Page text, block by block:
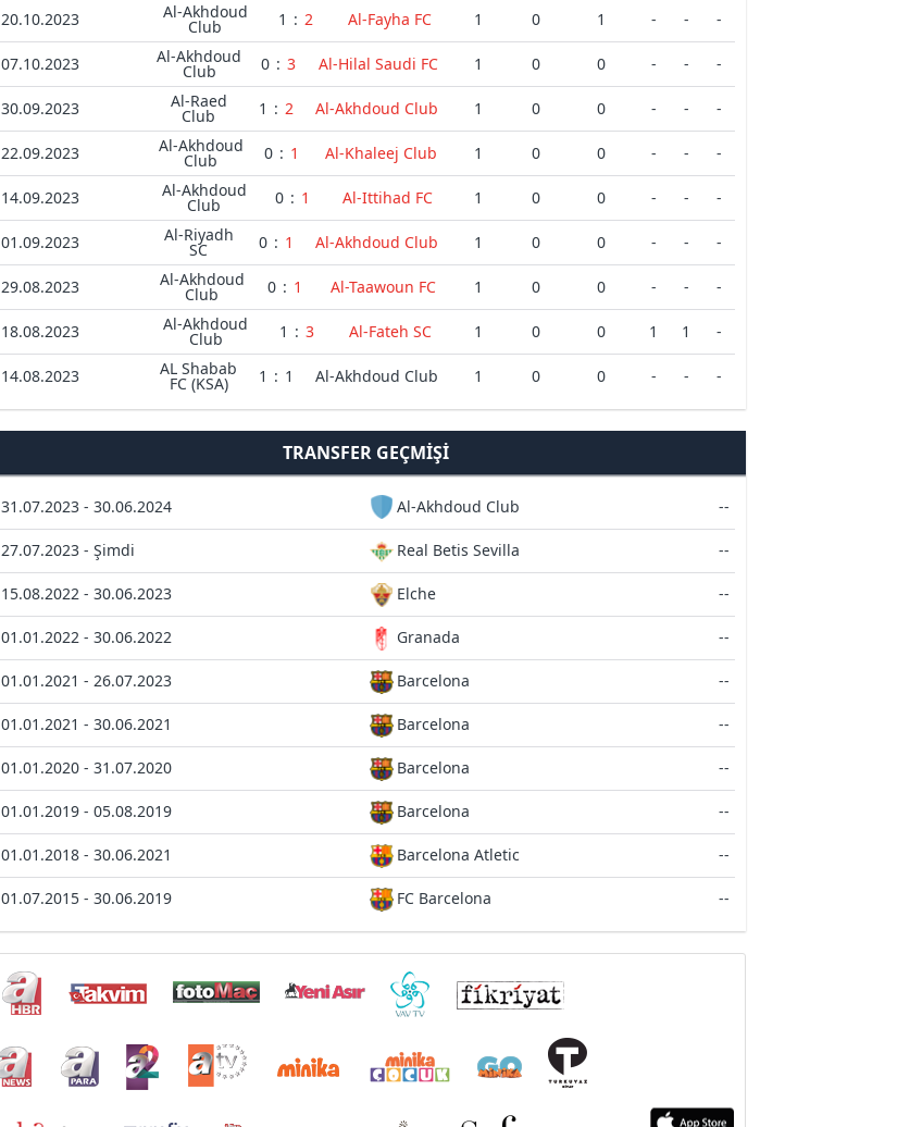
20.10.2023 Al-Akhdoud
Club 1 : 2 Al-Fayha FC 1 0 1 - - -
07.10.2023 Al-Akhdoud
Club 0 : 3 Al-Hilal Saudi FC 1 0 0 - - -
30.09.2023 Al-Raed
Club 1 : 2 Al-Akhdoud Club 1 0 0 - - -
22.09.2023 Al-Akhdoud
Club 0 : 1 Al-Khaleej Club 1 0 0 - - -
14.09.2023 Al-Akhdoud
Club 0 : 1 Al-Ittihad FC 1 0 0 - - -
01.09.2023 Al-Riyadh
SC 0 : 1 Al-Akhdoud Club 1 0 0 - - -
29.08.2023 Al-Akhdoud
Club 0 : 1 Al-Taawoun FC 1 0 0 - - -
18.08.2023 Al-Akhdoud
Club 1 : 3 Al-Fateh SC 1 0 0 1 1 -
14.08.2023 AL Shabab
FC (KSA) 1 : 1 Al-Akhdoud Club 1 0 0 - - -
TRANSFER GEÇMIŞI
31.07.2023 - 30.06.2024 Al-Akhdoud Club --
27.07.2023 - Şimdi Real Betis Sevilla --
15.08.2022 - 30.06.2023 Elche --
01.01.2022 - 30.06.2022 Granada --
01.01.2021 - 26.07.2023 Barcelona --
01.01.2021 - 30.06.2021 Barcelona --
01.01.2020 - 31.07.2020 Barcelona --
01.01.2019 - 05.08.2019 Barcelona --
01.01.2018 - 30.06.2021 Barcelona Atletic --
01.07.2015 - 30.06.2019 FC Barcelona --